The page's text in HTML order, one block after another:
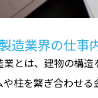
造業界の仕事
とは、建物の構造
柱を繋ぎ合わせ